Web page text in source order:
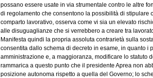
possano essere usate in via strumentale contro le altre
di regolamento che consentono la possibilità di stipulare
comparto lavorativo, osserva come vi sia un elevato
alle disuguaglianze che si verrebbero a creare tra
Manifesta quindi la propria assoluta contrarietà sulla
consentita dallo schema di decreto in esame, in quanto
amministrazione e, a maggioranza, modificare lo statuto
rammarica a questo punto che il presidente Aprea non
posizione autonoma rispetto a quella del Governo; lo